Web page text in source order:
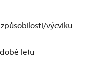
výcviku
letu